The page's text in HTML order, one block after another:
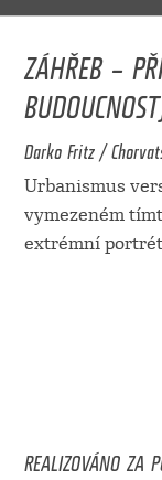
ZÁHŘEB –
Darko Fritz /
Urbanismus
vymezeném
extrémní
REALIZOVÁNO ZA